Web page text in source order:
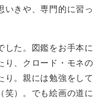
いきや、専門的に習っ
した。図鑑をお手本に
り、クロード・モネの
り。親には勉強をして
笑）。でも絵画の道に